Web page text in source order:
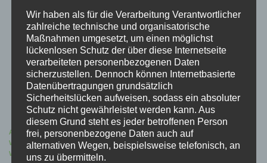
ALLGEMEIN/AUFBEWAHRUNG/ILLEGALE WAFFEN
WAFFEN/MEINUNGEN/NOVELLE/PRESSE/VERBAND/
WAFFENRECHT
Wir haben als für die Verarbeitung Verantwortlicher
zahlreiche technische und organisatorische
Maßnahmen umgesetzt, um einen möglichst
lückenlosen Schutz der über diese Internetseite
verarbeiteten personenbezogenen Daten
sicherzustellen. Dennoch können Internetbasierte
Datenübertragungen grundsätzlich
Sicherheitslücken aufweisen, sodass ein absoluter
Schutz nicht gewährleistet werden kann. Aus
diesem Grund steht es jeder betroffenen Person
frei, personenbezogene Daten auch auf
alternativen Wegen, beispielsweise telefonisch, an
uns zu übermitteln.